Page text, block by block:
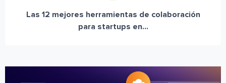
Las 12 mejores herramientas de colaboración
para startups en...